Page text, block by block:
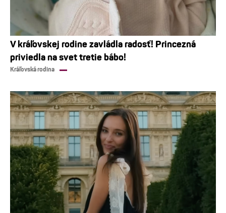
V kráľovskej rodine zavládla radosť! Princezná
priviedla na svet tretie bábo!
Kráľovská rodina